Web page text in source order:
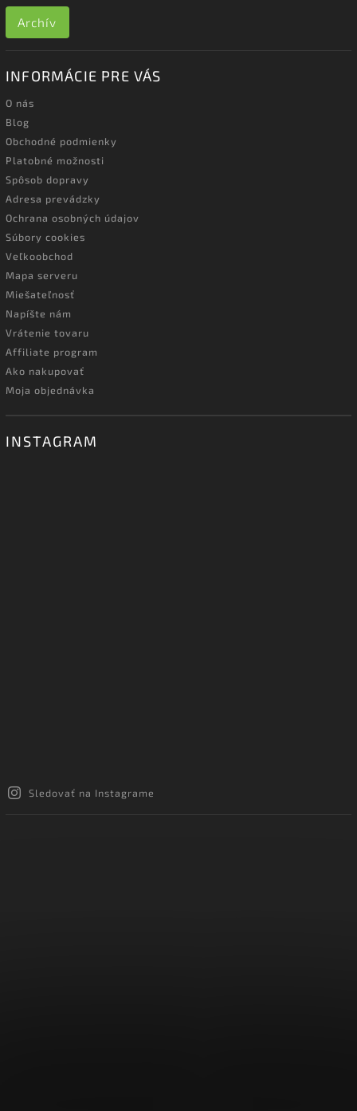
Archív
INFORMÁCIE PRE VÁS
O nás
Blog
Obchodné podmienky
Platobné možnosti
Spôsob dopravy
Adresa prevádzky
Ochrana osobných údajov
Súbory cookies
Veľkoobchod
Mapa serveru
Miešateľnosť
Napíšte nám
Vrátenie tovaru
Affiliate program
Ako nakupovať
Moja objednávka
INSTAGRAM
Sledovať na Instagrame